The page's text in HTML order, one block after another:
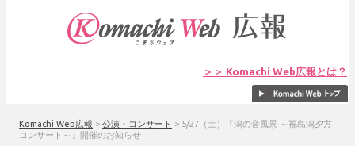
＞＞ Komachi Web広報とは？
Komachi Web広報 > 公演・コンサート > 5/27（土）「潟の音風景 ～福島潟夕方
コンサート～」開催のお知らせ